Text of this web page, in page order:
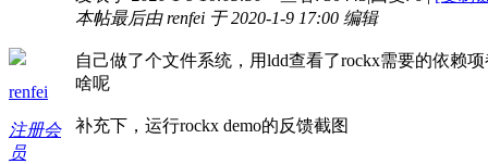
renfei
注册会
员
本帖最后由 renfei 于 2020-1-9 17:00 编辑
自己做了个文件系统，用ldd查看了rockx需要的依赖
啥呢
补充下，运行rockx demo的反馈截图